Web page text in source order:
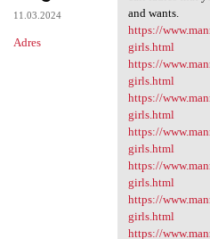
11.03.2024
Adres
and wants.
https://
girls.html
https://
girls.html
https://
girls.html
https://
girls.html
https://
girls.html
https://
girls.html
https://